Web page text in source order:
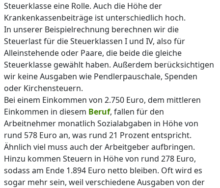
Steuerklasse eine Rolle. Auch die Höhe der
Krankenkassenbeiträge ist unterschiedlich hoch.
In unserer Beispielrechnung berechnen wir die
Steuerlast für die Steuerklassen I und IV, also für
Alleinstehende oder Paare, die beide die gleiche
Steuerklasse gewählt haben. Außerdem berücksichtigen
wir keine Ausgaben wie Pendlerpauschale, Spenden
oder Kirchensteuern.
Bei einem Einkommen von 2.750 Euro, dem mittleren
Einkommen in diesem Beruf, fallen für den
Arbeitnehmer monatlich Sozialabgaben in Höhe von
rund 578 Euro an, was rund 21 Prozent entspricht.
Ähnlich viel muss auch der Arbeitgeber aufbringen.
Hinzu kommen Steuern in Höhe von rund 278 Euro,
sodass am Ende 1.894 Euro netto bleiben. Oft wird es
sogar mehr sein, weil verschiedene Ausgaben von der